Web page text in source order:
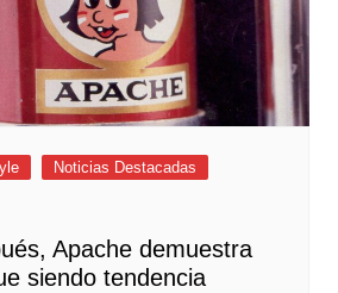
Noticias Destacadas
Apache demuestra
siendo tendencia